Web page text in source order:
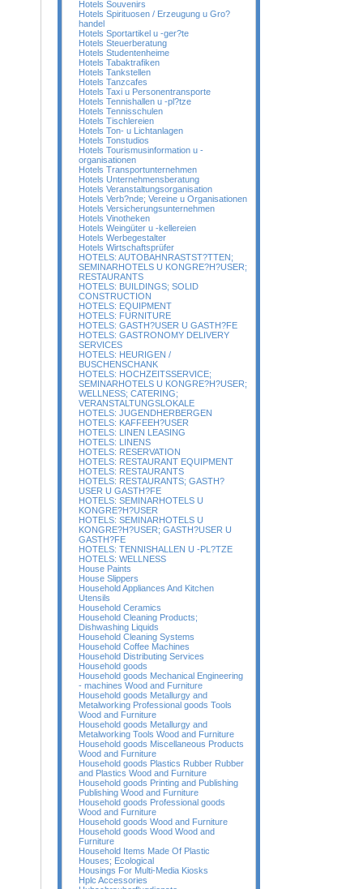
Hotels Souvenirs
Hotels Spirituosen / Erzeugung u Gro?
handel
Hotels Sportartikel u -ger?te
Hotels Steuerberatung
Hotels Studentenheime
Hotels Tabaktrafiken
Hotels Tankstellen
Hotels Tanzcafes
Hotels Taxi u Personentransporte
Hotels Tennishallen u -pl?tze
Hotels Tennisschulen
Hotels Tischlereien
Hotels Ton- u Lichtanlagen
Hotels Tonstudios
Hotels Tourismusinformation u -
organisationen
Hotels Transportunternehmen
Hotels Unternehmensberatung
Hotels Veranstaltungsorganisation
Hotels Verb?nde; Vereine u Organisationen
Hotels Versicherungsunternehmen
Hotels Vinotheken
Hotels Weingüter u -kellereien
Hotels Werbegestalter
Hotels Wirtschaftsprüfer
HOTELS: AUTOBAHNRASTST?TTEN;
SEMINARHOTELS U KONGRE?H?USER;
RESTAURANTS
HOTELS: BUILDINGS; SOLID
CONSTRUCTION
HOTELS: EQUIPMENT
HOTELS: FURNITURE
HOTELS: GASTH?USER U GASTH?FE
HOTELS: GASTRONOMY DELIVERY
SERVICES
HOTELS: HEURIGEN /
BUSCHENSCHANK
HOTELS: HOCHZEITSSERVICE;
SEMINARHOTELS U KONGRE?H?USER;
WELLNESS; CATERING;
VERANSTALTUNGSLOKALE
HOTELS: JUGENDHERBERGEN
HOTELS: KAFFEEH?USER
HOTELS: LINEN LEASING
HOTELS: LINENS
HOTELS: RESERVATION
HOTELS: RESTAURANT EQUIPMENT
HOTELS: RESTAURANTS
HOTELS: RESTAURANTS; GASTH?
USER U GASTH?FE
HOTELS: SEMINARHOTELS U
KONGRE?H?USER
HOTELS: SEMINARHOTELS U
KONGRE?H?USER; GASTH?USER U
GASTH?FE
HOTELS: TENNISHALLEN U -PL?TZE
HOTELS: WELLNESS
House Paints
House Slippers
Household Appliances And Kitchen
Utensils
Household Ceramics
Household Cleaning Products;
Dishwashing Liquids
Household Cleaning Systems
Household Coffee Machines
Household Distributing Services
Household goods
Household goods Mechanical Engineering
- machines Wood and Furniture
Household goods Metallurgy and
Metalworking Professional goods Tools
Wood and Furniture
Household goods Metallurgy and
Metalworking Tools Wood and Furniture
Household goods Miscellaneous Products
Wood and Furniture
Household goods Plastics Rubber Rubber
and Plastics Wood and Furniture
Household goods Printing and Publishing
Publishing Wood and Furniture
Household goods Professional goods
Wood and Furniture
Household goods Wood and Furniture
Household goods Wood Wood and
Furniture
Household Items Made Of Plastic
Houses; Ecological
Housings For Multi-Media Kiosks
Hplc Accessories